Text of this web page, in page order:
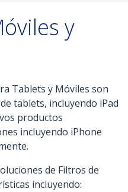
y
Tablets y Móviles son
tablets, incluyendo iPad
productos
incluyendo iPhone
de Filtros de
incluyendo: